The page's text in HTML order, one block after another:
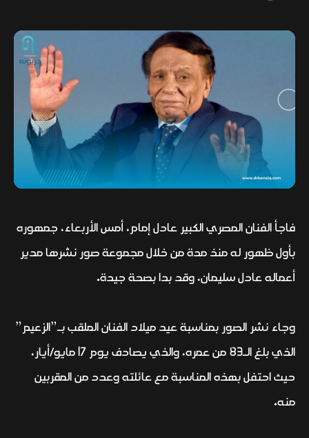
فاجأ الفنان المصري الكبير عادل إمام، أمس الأربعاء، جمهوره
بأول ظهور له منذ مدة من خلال مجموعة صور نشرها مدير
أعماله عادل سليمان، وقد بدا بصحة جيدة.
وجاء نشر الصور بمناسبة عيد ميلاد الفنان الملقب بـ”الزعيم”
الذي بلغ الـ83 من عمره، والذي يصادف يوم 17 مايو/أيار،
حيث احتفل بهذه المناسبة مع عائلته وعدد من المقربين
منه.